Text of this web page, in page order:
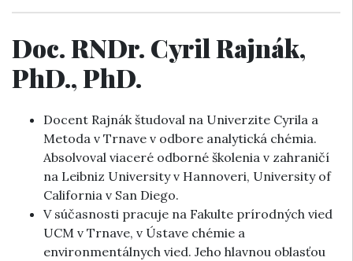
Doc. RNDr. Cyril Rajnák,
PhD., PhD.
Docent Rajnák študoval na Univerzite Cyrila a
Metoda v Trnave v odbore analytická chémia.
Absolvoval viaceré odborné školenia v zahraničí
na Leibniz University v Hannoveri, University of
California v San Diego.
V súčasnosti pracuje na Fakulte prírodných vied
UCM v Trnave, v Ústave chémie a
environmentálnych vied. Jeho hlavnou oblasťou